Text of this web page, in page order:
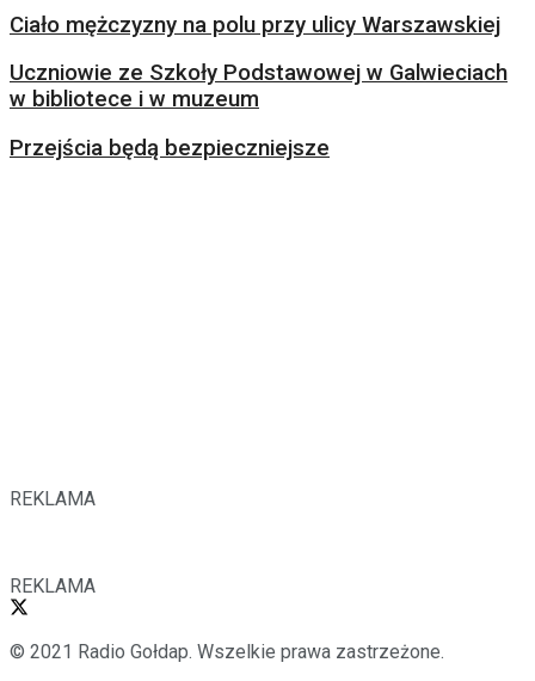
Ciało mężczyzny na polu przy ulicy Warszawskiej
Uczniowie ze Szkoły Podstawowej w Galwieciach
w bibliotece i w muzeum
Przejścia będą bezpieczniejsze
REKLAMA
REKLAMA
© 2021 Radio Gołdap. Wszelkie prawa zastrzeżone.